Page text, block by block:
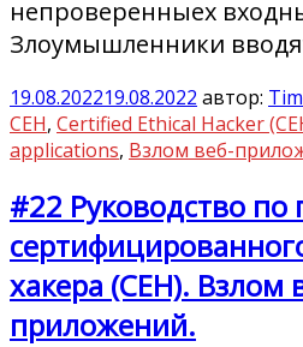
непроверенныех
Злоумышленники
19.08.202219.08.2022 автор:
CEH, Certified Ethical Hacker
applications, Взлом веб-
#22 Руководство по
хакера (CEH). Взлом
приложений.